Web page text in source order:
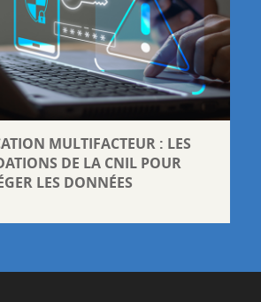
MULTIFACTEUR : LES
DE LA CNIL POUR
LES DONNÉES